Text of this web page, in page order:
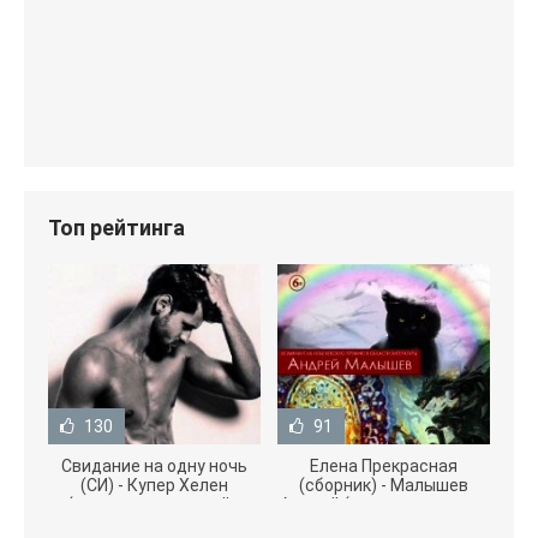
Топ рейтинга
130
Свидание на одну ночь
(СИ) - Купер Хелен
(читать книги онлайн
91
Елена Прекрасная
(сборник) - Малышев
Андрей (книги полностью